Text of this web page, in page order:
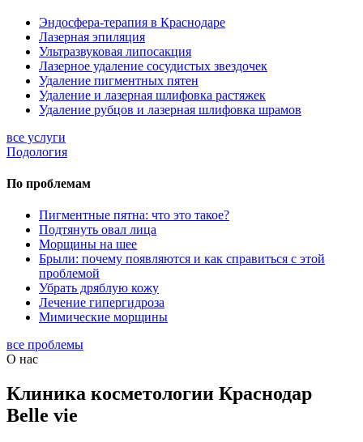
Эндосфера-терапия в Краснодаре
Лазерная эпиляция
Ультразвуковая липосакция
Лазерное удаление сосудистых звездочек
Удаление пигментных пятен
Удаление и лазерная шлифовка растяжек
Удаление рубцов и лазерная шлифовка шрамов
все услуги
Подология
По проблемам
Пигментные пятна: что это такое?
Подтянуть овал лица
Морщины на шее
Брыли: почему появляются и как справиться с этой
проблемой
Убрать дряблую кожу
Лечение гипергидроза
Мимические морщины
все проблемы
О нас
Клиника косметологии Краснодар
Belle vie